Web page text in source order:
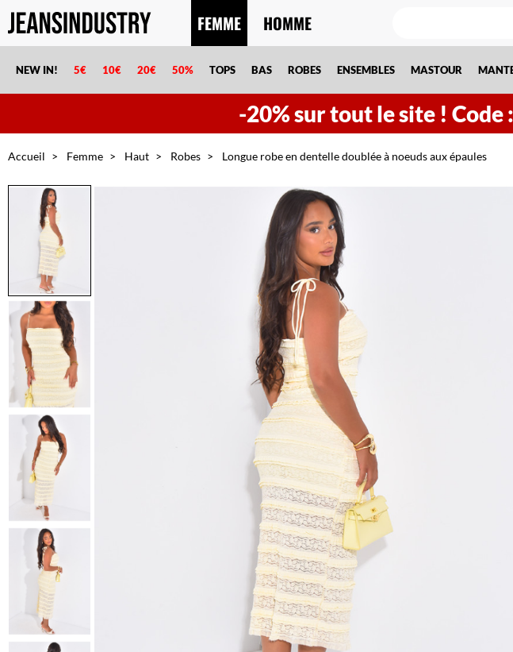
-20% sur tout le site ! Code
FEMME HOMME
NEW IN! 5€ 10€ 20€ 50% TOPS BAS ROBES ENSEMBLES MASTOUR
Accueil Femme Haut Robes Longue robe en dentelle doublée à noeuds aux épaules